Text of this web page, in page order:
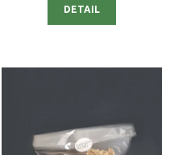
DETAIL